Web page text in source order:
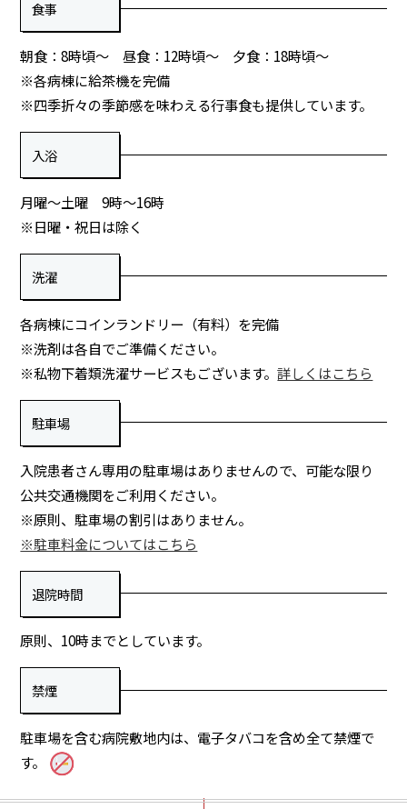
食事
朝食：8時頃～ 昼食：12時頃～ 夕食：18時頃～
※各病棟に給茶機を完備
※四季折々の季節感を味わえる行事食も提供しています。
入浴
月曜～土曜 9時～16時
※日曜・祝日は除く
洗濯
各病棟にコインランドリー（有料）を完備
※洗剤は各自でご準備ください。
※私物下着類洗濯サービスもございます。詳しくはこちら
駐車場
入院患者さん専用の駐車場はありませんので、 可能な限り
公共交通機関をご利用ください。
※原則、駐車場の割引はありません。
※駐車料金についてはこちら
退院時間
原則、10時までとしています。
禁煙
駐車場を含む病院敷地内は、電子タバコを含め全て禁煙で
す。